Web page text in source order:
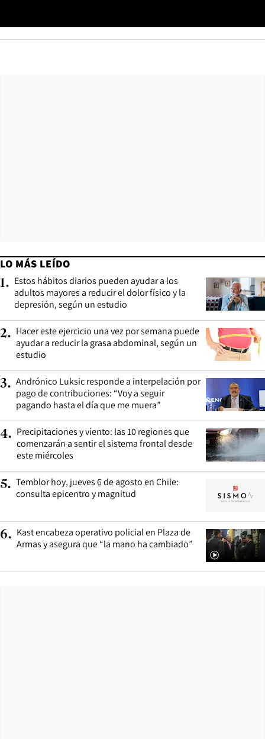
LO MÁS LEÍDO
1. Estos hábitos diarios pueden ayudar a los
adultos mayores a reducir el dolor físico y la
depresión, según un estudio
2. Hacer este ejercicio una vez por semana puede
ayudar a reducir la grasa abdominal, según un
estudio
3. Andrónico Luksic responde a interpelación por
pago de contribuciones: “Voy a seguir
pagando hasta el día que me muera”
4. Precipitaciones y viento: las 10 regiones que
comenzarán a sentir el sistema frontal desde
este miércoles
5. Temblor hoy, jueves 6 de agosto en Chile:
consulta epicentro y magnitud
6. Kast encabeza operativo policial en Plaza de
Armas y asegura que “la mano ha cambiado”